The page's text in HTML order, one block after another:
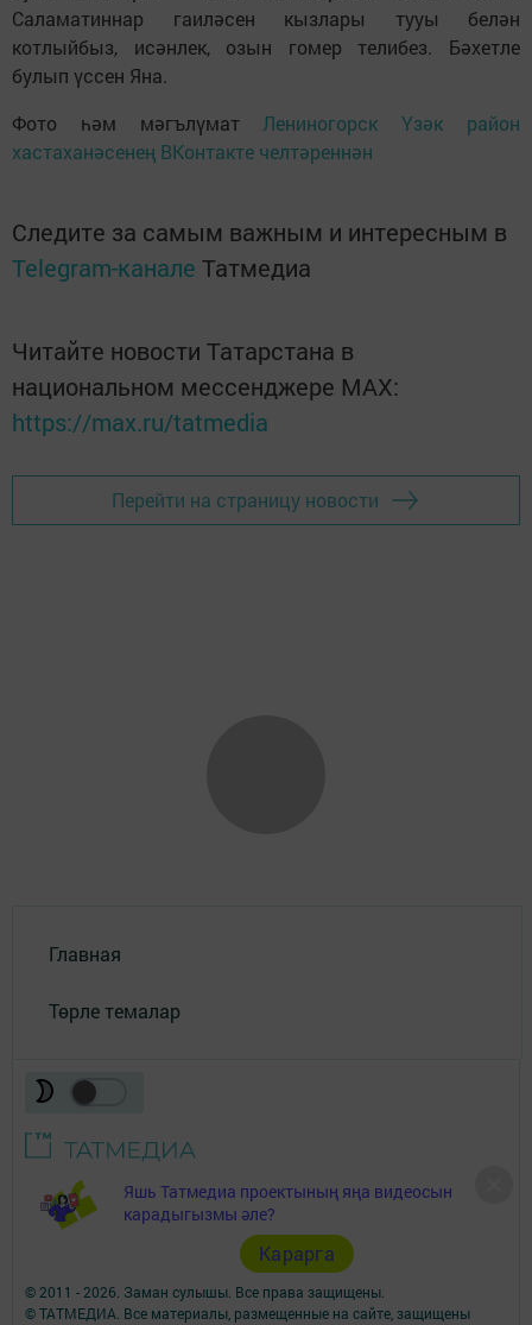
Саламатиннар гаиләсен кызлары тууы белән
котлыйбыз, исәнлек, озын гомер телибез. Бәхетле
булып үссен Яна.
Фото һәм мәгълүмат Лениногорск Үзәк район
хастаханәсенең ВКонтакте челтәреннән
Следите за самым важным и интересным в
Telegram-канале Татмедиа
Читайте новости Татарстана в
национальном мессенджере MАХ:
https://max.ru/tatmedia
Перейти на страницу новости
Главная
Төрле темалар
Яшь Татмедиа проектының яңа видеосын
карадыгызмы әле?
Карарга
© 2011 - 2026. Заман сулышы. Все права защищены.
© ТАТМЕДИА. Все материалы, размещенные на сайте, защищены
Телефон АО «ТАТМЕДИА»:(843) 222 09 84